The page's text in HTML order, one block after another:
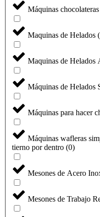
Máquinas
Maquinas de Helados (
Maquinas de Helados
Máquinas de Helados
Máquinas para hacer
Máquinas wafleras
tierno por dentro (0)
Mesones de Acero
Mesones de Trabajo